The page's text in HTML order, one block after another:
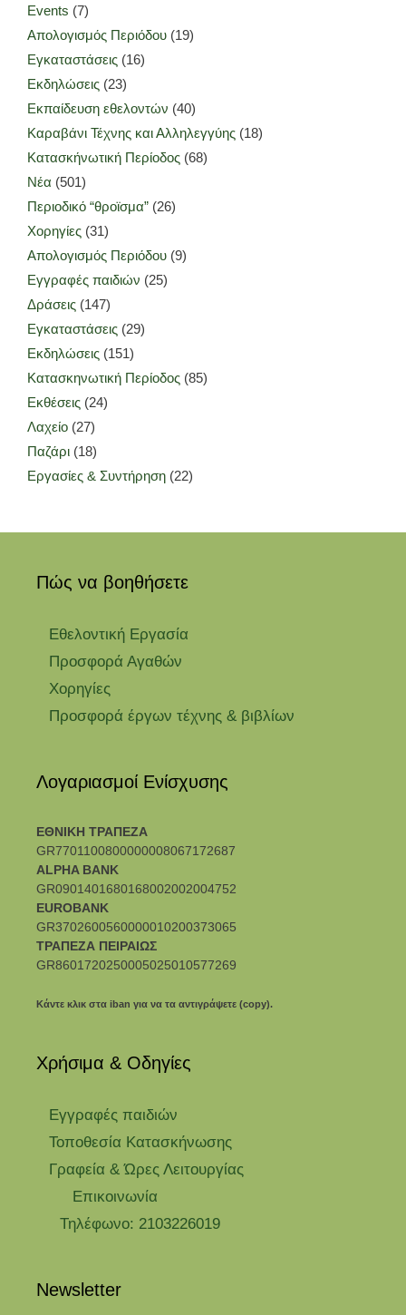
Events (7)
Απολογισμός Περιόδου (19)
Εγκαταστάσεις (16)
Εκδηλώσεις (23)
Εκπαίδευση εθελοντών (40)
Καραβάνι Τέχνης και Αλληλεγγύης (18)
Κατασκήνωτική Περίοδος (68)
Νέα (501)
Περιοδικό “θροϊσμα” (26)
Χορηγίες (31)
Απολογισμός Περιόδου (9)
Εγγραφές παιδιών (25)
Δράσεις (147)
Εγκαταστάσεις (29)
Εκδηλώσεις (151)
Κατασκηνωτική Περίοδος (85)
Εκθέσεις (24)
Λαχείο (27)
Παζάρι (18)
Εργασίες & Συντήρηση (22)
Πώς να βοηθήσετε
Εθελοντική Εργασία
Προσφορά Αγαθών
Χορηγίες
Προσφορά έργων τέχνης & βιβλίων
Λογαριασμοί Ενίσχυσης
ΕΘΝΙΚΗ ΤΡΑΠΕΖΑ
GR7701100800000008067172687
ALPHA BANK
GR0901401680168002002004752
EUROBANK
GR3702600560000010200373065
ΤΡΑΠΕΖΑ ΠΕΙΡΑΙΩΣ
GR8601720250005025010577269
Κάντε κλικ στα iban για να τα αντιγράψετε (copy).
Χρήσιμα & Οδηγίες
Eγγραφές παιδιών
Τοποθεσία Κατασκήνωσης
Γραφεία & Ώρες Λειτουργίας
Επικοινωνία
Τηλέφωνο: 2103226019
Newsletter